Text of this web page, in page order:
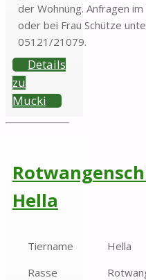
der Wohnung. Anfragen
oder bei Frau Schütze
05121/21079.
Details
zu
Mucki
Hella
Tiername
Hella
Rasse